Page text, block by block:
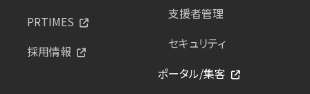
PRTIMES
採用情報
支援者管理
セキュリティ
ポータル/集客